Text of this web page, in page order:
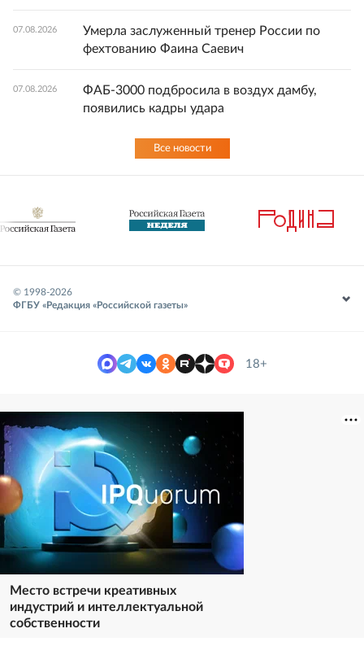
07.08.2026
Умерла заслуженный тренер России по
фехтованию Фаина Саевич
07.08.2026
ФАБ-3000 подбросила в воздух дамбу,
появились кадры удара
Все новости
© 1998-2026
ФГБУ «Редакция «Российской газеты»
18+
Место встречи креативных
индустрий и интеллектуальной
собственности